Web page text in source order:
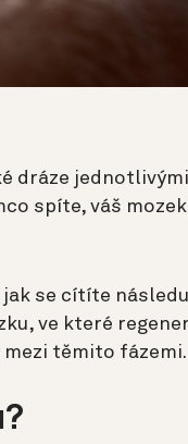
dráze
spíte, váš
se cítíte
ve které
mezi těmito fázemi.